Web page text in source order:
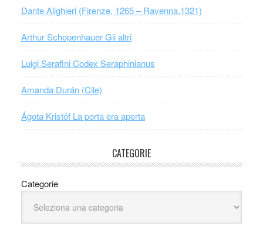
Dante Alighieri (Firenze, 1265 – Ravenna,1321)
Arthur Schopenhauer Gli altri
Luigi Serafini Codex Seraphinianus
Amanda Durán (Cile)
Ágota Kristóf La porta era aperta
CATEGORIE
Categorie